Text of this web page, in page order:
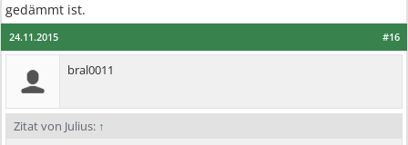
gedämmt ist.
#16
24.11.2015
bral0011
Zitat von Julius: ↑